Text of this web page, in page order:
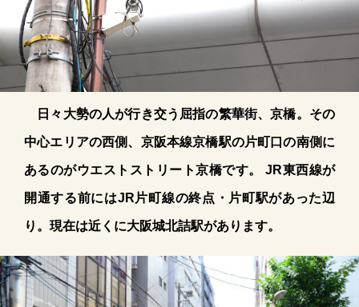
日々大勢の人が行き交う屈指の繁華街、京橋。その
中心エリアの西側、京阪本線京橋駅の片町口の南側に
あるのがウエストストリート京橋です。 JR東西線が
開通する前にはJR片町線の終点・片町駅があった辺
り。現在は近くに大阪城北詰駅があります。